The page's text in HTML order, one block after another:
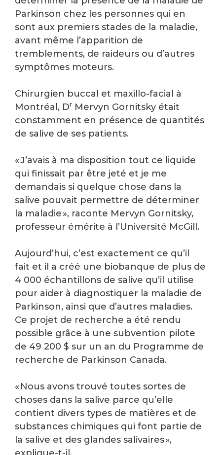
Parkinson chez les personnes qui en
sont aux premiers stades de la maladie,
avant même l’apparition de
tremblements, de raideurs ou d’autres
symptômes moteurs.
Chirurgien buccal et maxillo-facial à
Montréal, Dr Mervyn Gornitsky était
constamment en présence de quantités
de salive de ses patients.
« J’avais à ma disposition tout ce liquide
qui finissait par être jeté et je me
demandais si quelque chose dans la
salive pouvait permettre de déterminer
la maladie », raconte Mervyn Gornitsky,
professeur émérite à l’Université McGill.
Aujourd’hui, c’est exactement ce qu’il
fait et il a créé une biobanque de plus de
4 000 échantillons de salive qu’il utilise
pour aider à diagnostiquer la maladie de
Parkinson, ainsi que d’autres maladies.
Ce projet de recherche a été rendu
possible grâce à une subvention pilote
de 49 200 $ sur un an du Programme de
recherche de Parkinson Canada.
« Nous avons trouvé toutes sortes de
choses dans la salive parce qu’elle
contient divers types de matières et de
substances chimiques qui font partie de
la salive et des glandes salivaires »,